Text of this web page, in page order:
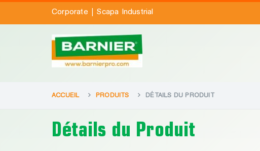
Corporate |Scapa Industrial
ACCUEIL PRODUITS DÉTAILS DU PRODUIT
Détails du Produit